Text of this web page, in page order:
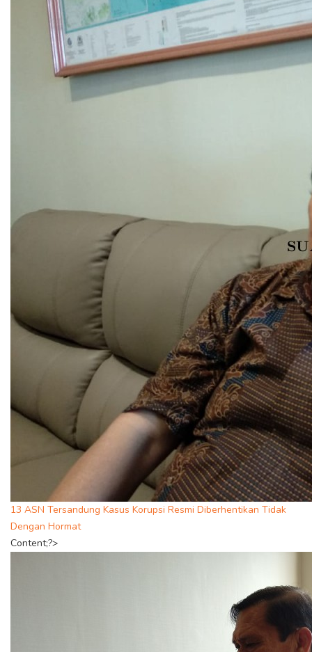
13 ASN Tersandung Kasus Korupsi Resmi Diberhentikan Tidak
Dengan Hormat
Content;?>